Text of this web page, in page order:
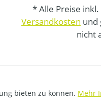
* Alle Preise
Versandkosten und
nicht
bieten zu können. Mehr